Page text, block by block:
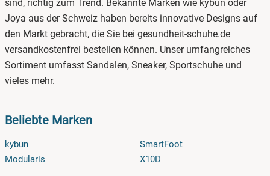
sind, richtig zum Trend. Bekannte Marken wie kybun oder
Joya aus der Schweiz haben bereits innovative Designs auf
den Markt gebracht, die Sie bei gesundheit-schuhe.de
versandkostenfrei bestellen können. Unser umfangreiches
Sortiment umfasst Sandalen, Sneaker, Sportschuhe und
vieles mehr.
Beliebte Marken
kybun
Modularis
SmartFoot
X10D